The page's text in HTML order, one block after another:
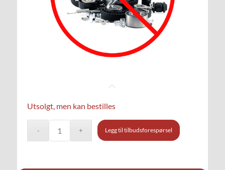
Utsolgt, men kan bestilles
Legg til tilbudsforespørsel